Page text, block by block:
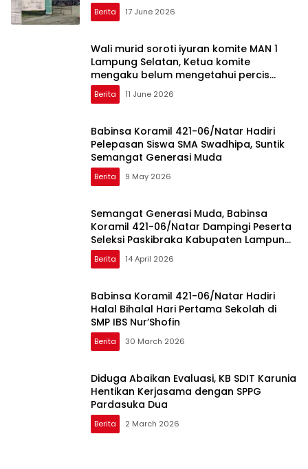
masih menunggu penjelasan
Berita 17 June 2026
Wali murid soroti iyuran komite MAN 1
Lampung Selatan, Ketua komite
mengaku belum mengetahui percis
pengelolaan dana
Berita 11 June 2026
Babinsa Koramil 421-06/Natar Hadiri
Pelepasan Siswa SMA Swadhipa, Suntik
Semangat Generasi Muda
Berita 9 May 2026
Semangat Generasi Muda, Babinsa
Koramil 421-06/Natar Dampingi Peserta
Seleksi Paskibraka Kabupaten Lampung
Selatan
Berita 14 April 2026
Babinsa Koramil 421-06/Natar Hadiri
Halal Bihalal Hari Pertama Sekolah di
SMP IBS Nur’Shofin
Berita 30 March 2026
Diduga Abaikan Evaluasi, KB SDIT Karunia
Hentikan Kerjasama dengan SPPG
Pardasuka Dua
Berita 2 March 2026